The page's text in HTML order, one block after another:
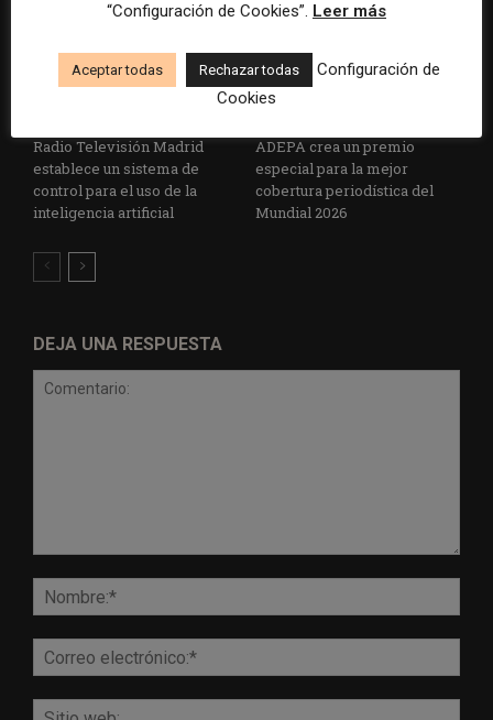
Radio Televisión Madrid
establece un sistema de
control para el uso de la
inteligencia artificial
ADEPA crea un premio
especial para la mejor
cobertura periodística del
Mundial 2026
DEJA UNA RESPUESTA
“Configuración de Cookies”. Leer más
Aceptar todas Rechazar todas
Configuración de
Cookies